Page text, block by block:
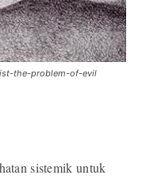
the-problem-of-evil
sistemik untuk